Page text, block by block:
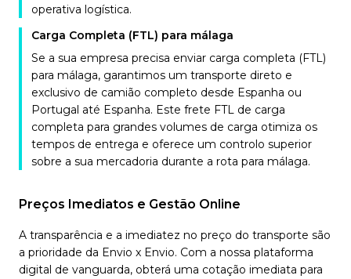
operativa logística.
Carga Completa (FTL) para málaga
Se a sua empresa precisa enviar carga completa (FTL)
para málaga, garantimos um transporte direto e
exclusivo de camião completo desde Espanha ou
Portugal até Espanha. Este frete FTL de carga
completa para grandes volumes de carga otimiza os
tempos de entrega e oferece um controlo superior
sobre a sua mercadoria durante a rota para málaga.
Preços Imediatos e Gestão Online
A transparência e a imediatez no preço do transporte são
a prioridade da Envio x Envio. Com a nossa plataforma
digital de vanguarda, obterá uma cotação imediata para